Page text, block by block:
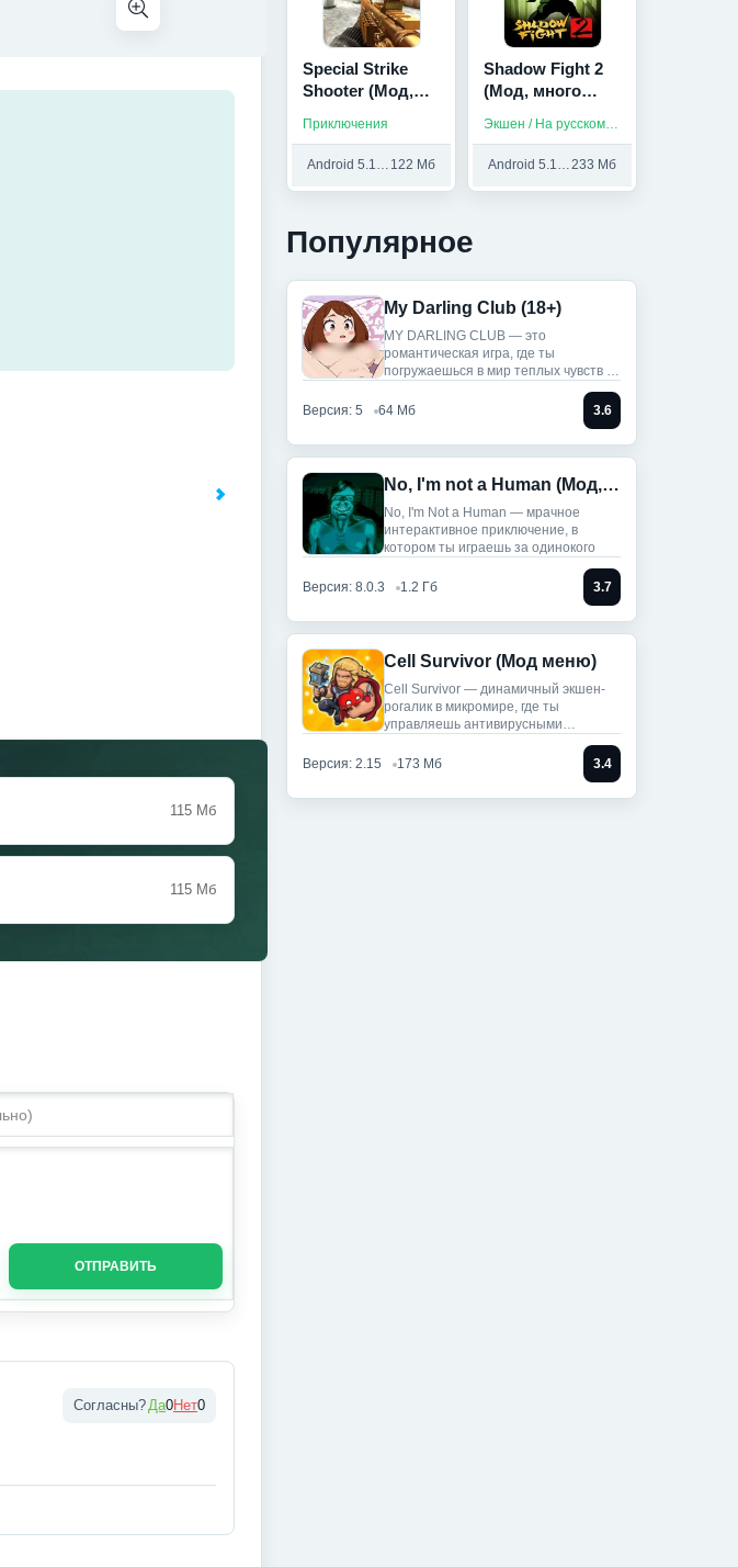
115 Мб
115 Мб
ОТПРАВИТЬ
Да0Нет0
Special Strike
Shooter (Мод,
Приключения
Android 5.1 и выше 122 Мб
Shadow Fight 2
(Мод, много
Экшен / На русском / Без интернета
Android 5.1 и выше233 Мб
Популярное
My Darling Club (18+)
MY DARLING CLUB — это
романтическая игра, где ты
погружаешься в мир теплых чувств и
Версия: 5
64 Мб 3.6
No, I'm not a Human (Мод, Unlocked)
No, I'm Not a Human — мрачное
интерактивное приключение, в
котором ты играешь за одинокого
Версия: 8.0.3 1.2 Гб 3.7
Cell Survivor (Мод меню)
Cell Survivor — динамичный экшен-
рогалик в микромире, где ты
управляешь антивирусными
Версия: 2.15
173 Мб 3.4